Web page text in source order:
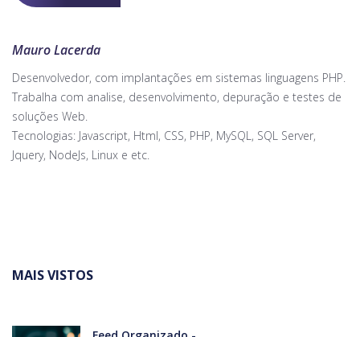
Mauro Lacerda
Desenvolvedor, com implantações em sistemas linguagens PHP.
Trabalha com analise, desenvolvimento, depuração e testes de
soluções Web.
Tecnologias: Javascript, Html, CSS, PHP, MySQL, SQL Server,
Jquery, NodeJs, Linux e etc.
MAIS VISTOS